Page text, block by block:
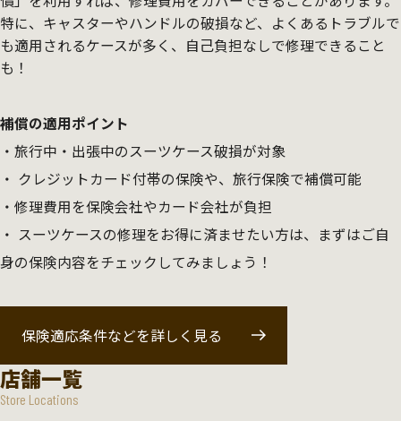
特に、キャスターやハンドルの破損など、よくあるトラブルで
も適用されるケースが多く、自己負担なしで修理できること
も！
補償の適用ポイント
旅行中・出張中のスーツケース破損が対象
クレジットカード付帯の保険や、旅行保険で補償可能
修理費用を保険会社やカード会社が負担
スーツケースの修理をお得に済ませたい方は、まずはご自
身の保険内容をチェックしてみましょう！
保険適応条件などを詳しく見る
店舗一覧
Store Locations